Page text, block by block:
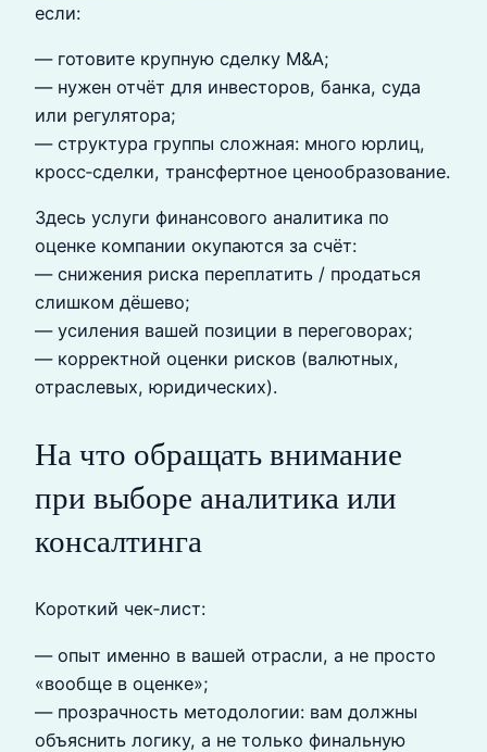
если:
— готовите крупную сделку M&A;
— нужен отчёт для инвесторов, банка, суда
или регулятора;
— структура группы сложная: много юрлиц,
кросс‑сделки, трансфертное ценообразование.
Здесь услуги финансового аналитика по
оценке компании окупаются за счёт:
— снижения риска переплатить / продаться
слишком дёшево;
— усиления вашей позиции в переговорах;
— корректной оценки рисков (валютных,
отраслевых, юридических).
На что обращать внимание
при выборе аналитика или
консалтинга
Короткий чек‑лист:
— опыт именно в вашей отрасли, а не просто
«вообще в оценке»;
— прозрачность методологии: вам должны
объяснить логику, а не только финальную